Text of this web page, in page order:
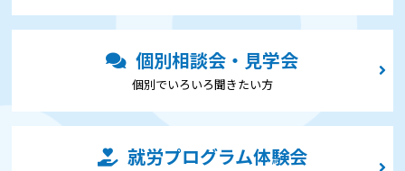
個別相談会・見学会
個別でいろいろ聞きたい⽅
就労プログラム体験会